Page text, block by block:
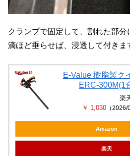
クランプで固定して、割れた部
滴ほど垂らせば、浸透して付きま
E-Value 樹脂製ク
ERC-300M(1
楽
￥ 1,030（2026/
Amazon
楽天